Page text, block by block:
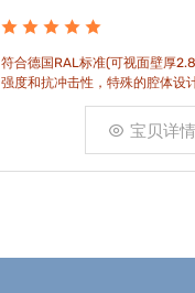
符合德国RAL标准(可视面壁厚
强度和抗冲击性，特殊的腔体设
和刚性的要求。
宝贝详情